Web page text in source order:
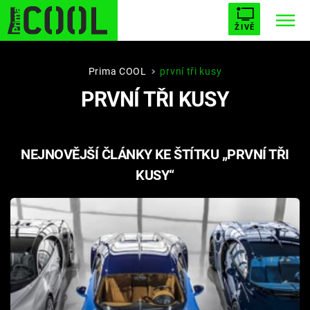
ŽIVĚ
STARHOUSE BUFFY, PŘEMOŽITELKA UPÍRŮ
PLNEJ KOTEL AVENGERS 5
Filmy
Seriály
Hry
Prima COOL první tři kusy
PRVNÍ TŘI KUSY
NEJNOVĚJŠÍ ČLÁNKY KE ŠTÍTKU „PRVNÍ TŘI
KUSY“